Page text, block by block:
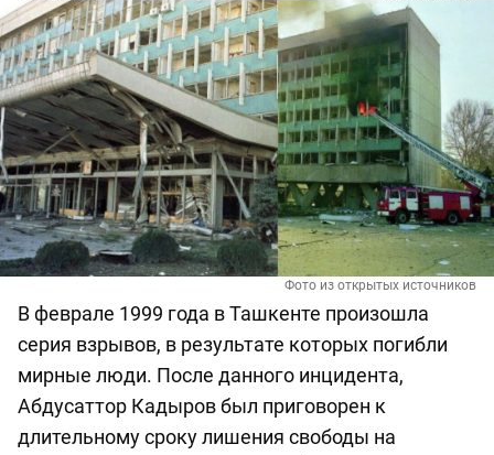
Фото из открытых источников
В феврале 1999 года в Ташкенте произошла
серия взрывов, в результате которых погибли
мирные люди. После данного инцидента,
Абдусаттор Кадыров был приговорен к
длительному сроку лишения свободы на